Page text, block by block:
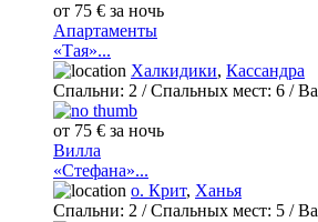
от 75 € за ночь
Апартаменты
«Тая»...
Халкидики, Кассандра
Спальни: 2 / Спальных мест: 6 /
от 75 € за ночь
Вилла
«Стефана»...
о. Крит, Ханья
Спальни: 2 / Спальных мест: 5 /